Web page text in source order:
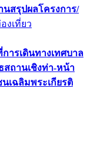
นสรุปผลโครงการ/
งเที่ยว
ารเดินทางเทศบาล
สถานเชิงท่า-หน้า
เฉลิมพระเกียรติ